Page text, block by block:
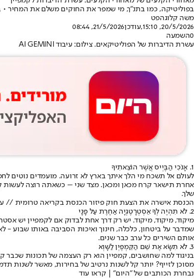
בפוליטיקה, כמו בתנ"ך, מי שמפר את החוקים משלם את
משה קלוגהפט
20/5/2026, 15:10
,עודכן21/5/2026, 08:44
0השמעה
עשרת הדיברות של הפוליטיקאים. צילום: עיבוד AI GEMINI
1. אָנֹכִי הַבֶּיְיס אֲשֶׁר הוֹצֵאתִיךָ
אחרת תישאר קרח מכאן ומכאן. מצד שני – כשאתה רוצה
שלך.
הכנסת אישרה את הצעת חוק פיזור הכנסת בקריאה טרומית //
2. לֹא תִהְיֶה לְךָ אֵסְטְרָטֶגְיָה אַחֶרֶת עַל פָּנָי
מיקוד, מיקוד, מיקוד. יש רק דרך אחת לבדוק אם לקמפיין יש
שמדבר על ביטחון, כלכלה, חינוך ואיכות הסביבה באותו שבוע -
אותם השירים כל ערב כבר שנים.
3. לֹא תִשָּׂא אֶת שֵׁם הַקֵּמְפֶּיְן לַשָּׁוְא
בניגוד למה שחושבים, קמפיין הוא רק העצמה של תכונות שכבר
מסוכן לזייף? יותר קל לשנות נרטיב של בחירות, מאשר לשנות
נבחרת הכותבים של "היום" | קראו עוד